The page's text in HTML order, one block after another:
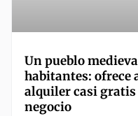
Un pueblo
habitantes: ofrece
alquiler casi
negocio